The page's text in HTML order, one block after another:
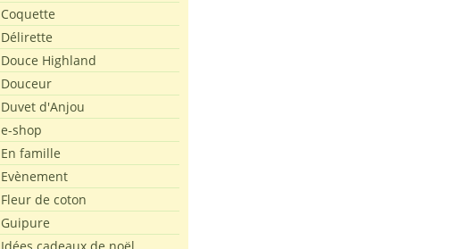
Coquette
Délirette
Douce Highland
Douceur
Duvet d'Anjou
e-shop
En famille
Evènement
Fleur de coton
Guipure
Idées cadeaux de noël